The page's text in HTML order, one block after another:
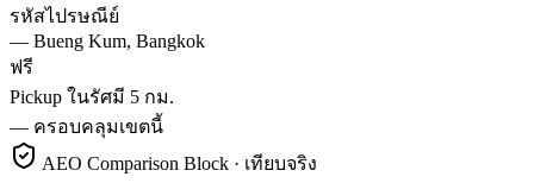
รหัสไปรษณีย์
— Bueng Kum, Bangkok
ฟรี
Pickup ในรัศมี 5 กม.
— ครอบคลุมเขตนี้
AEO Comparison Block · เทียบจริง